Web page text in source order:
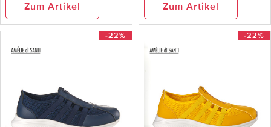
Zum Artikel Zum Artikel
-22% -22%